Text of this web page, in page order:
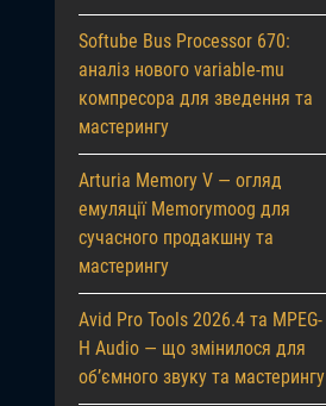
Softube Bus Processor 670:
аналіз нового variable-mu
компресора для зведення та
мастерингу
Arturia Memory V — огляд
емуляції Memorymoog для
сучасного продакшну та
мастерингу
Avid Pro Tools 2026.4 та MPEG-
H Audio — що змінилося для
об’ємного звуку та мастерингу